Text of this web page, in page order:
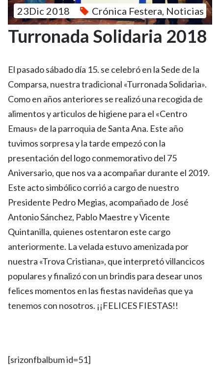
23Dic 2018 Crónica Festera Noticias
Turronada Solidaria 2018
El pasado sábado día 15. se celebró en la Sede de la
Comparsa, nuestra tradicional «Turronada Solidaria».
Como en años anteriores se realizó una recogida de
alimentos y articulos de higiene para el «Centro
Emaus» de la parroquia de Santa Ana. Este año
tuvimos sorpresa y la tarde empezó con la
presentación del logo conmemorativo del 75
Aniversario, que nos va a acompañar durante el 2019.
Este acto simbólico corrió a cargo de nuestro
Presidente Pedro Megias, acompañado de José
Antonio Sánchez, Pablo Maestre y Vicente
Quintanilla, quienes ostentaron este cargo
anteriormente. La velada estuvo amenizada por
nuestra «Trova Cristiana», que interpretó villancicos
populares y finalizó con un brindis para desear unos
felices momentos en las fiestas navideñas que ya
tenemos con nosotros. ¡¡FELICES FIESTAS!!
[srizonfbalbum id=51]